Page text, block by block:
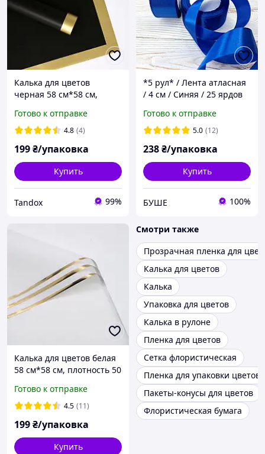
Калька для цветов
черная 58 см*58 см,
(упаковка 20 шт)
Готово к отправке
4.8 (4)
199₴/упаковка
Купить
Tandox 99%
*5 рул* / Лента атласная
/ 4 см / Синяя / 25 ярдов
Готово к отправке
5.0 (12)
238₴/упаковка
Купить
БУШЕ 100%
Калька для цветов белая
58 см*58 см, плотность 50
Готово к отправке
4.5 (11)
199₴/упаковка
Купить
Смотри также
Прозрачная пленка для
Калька для цветов
Калька
Упаковка для цветов
Калька в рулоне
Пленка для цветов
Сетка флористическая
Пленка для упаковки цветов
Пакеты-конусы для цветов
Флористическая бумага